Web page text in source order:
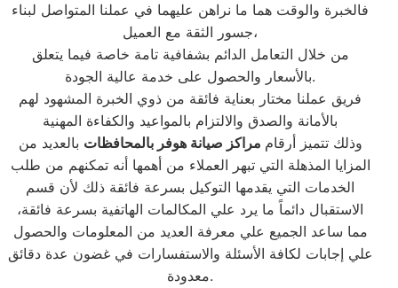
فالخبرة والوقت هما ما نراهن عليهما في عملنا المتواصل لبناء
جسور الثقة مع العميل،
من خلال التعامل الدائم بشفافية تامة خاصة فيما يتعلق
بالأسعار والحصول على خدمة عالية الجودة.
فريق عملنا مختار بعناية فائقة من ذوي الخبرة المشهود لهم
بالأمانة والصدق والالتزام بالمواعيد والكفاءة المهنية
وذلك تتميز أرقام مراكز صيانة هوفر بالمحافظات بالعديد من
المزايا المذهلة التي تبهر العملاء من أهمها أنه تمكنهم من طلب
الخدمات التي يقدمها التوكيل بسرعة فائقة ذلك لأن قسم
الاستقبال دائماً ما يرد علي المكالمات الهاتفية بسرعة فائقة،
مما ساعد الجميع علي معرفة العديد من المعلومات والحصول
علي إجابات لكافة الأسئلة والاستفسارات في غضون عدة دقائق
معدودة.